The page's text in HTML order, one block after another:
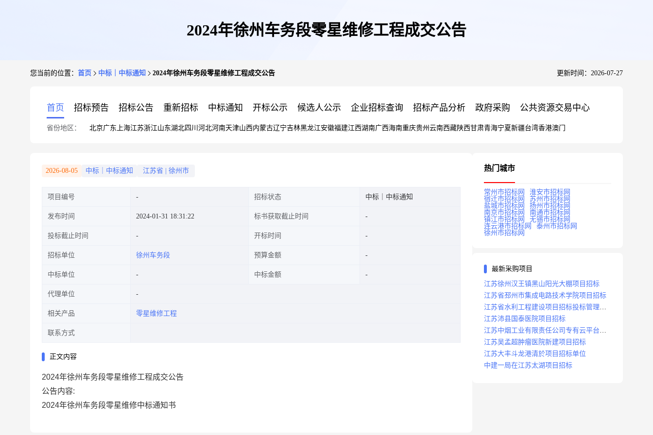
2024年徐州车务段零星维修工程成交公告
您当前的位置： 首页 中标｜中标通知 2024年徐州车务段零星维修工程成交公告 更新时间：2026-07-27
首页 招标预告 招标公告 重新招标 中标通知 开标公示 候选人公示 企业招标查询 招标产品分析 政府采购 公共资源交易中心
省份地区： 北京广东 上海江苏浙江山东湖北四川 河北河南天津山西内蒙古辽宁吉林黑龙江安徽福建江西湖南广西海南重庆贵州 云南西藏陕西甘肃青海宁夏新疆台湾香港澳门
2026-08-05 中标｜中标通知 江苏省 徐州市
项目编号 招标状态 中标｜中标通知
发布时间 2024-01-31 18:31:22 标书获取截止时间
投标截止时间 开标时间
招标单位 徐州车务段 预算金额
中标单位 中标金额
代理单位
相关产品 零星维修工程
联系方式
正文内容
2024年徐州车务段零星维修工程成交公告
公告内容:
2024年徐州车务段零星维修中标通知书
热门城市
常州市招标网
淮安市招标网
宿迁市招标网
苏州市招标网
盐城市招标网
扬州市招标网
南京市招标网
南通市招标网
镇江市招标网
无锡市招标网
连云港市招标网
泰州市招标网
徐州市招标网
最新采购项目
江苏徐州汉王镇黑山阳光大棚项目招标
江苏省邳州市集成电路技术学院项目招标
江苏省水利工程建设项目招标投标管理办
法
江苏沛县国泰医院项目招标
江苏中烟工业有限责任公司专有云平台扩
容项目招标
江苏吴孟超肿瘤医院新建项目招标
江苏大丰斗龙港清於项目招标单位
中建一局在江苏太湖项目招标